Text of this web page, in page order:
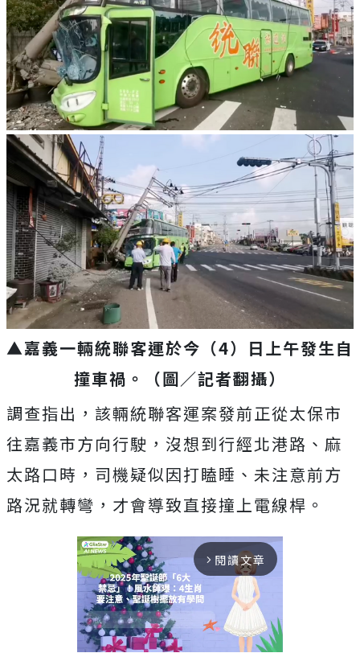
▲嘉義一輛統聯客運於今（4）日上午發生自
撞車禍。（圖／記者翻攝）
調查指出，該輛統聯客運案發前正從太保市
往嘉義市方向行駛，沒想到行經北港路、麻
太路口時，司機疑似因打瞌睡、未注意前方
路況就轉彎，才會導致直接撞上電線桿。
arrow_forward_ios 閱讀文章